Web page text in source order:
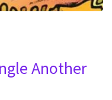
Another